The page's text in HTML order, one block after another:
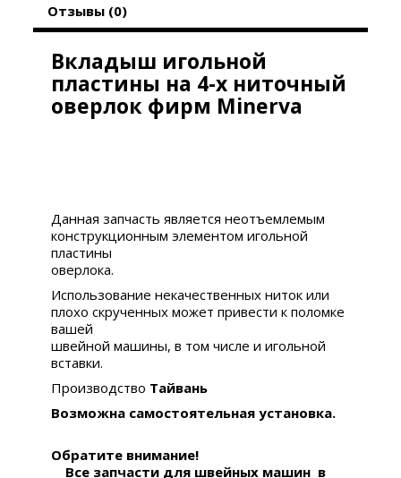
Отзывы (0)
Вкладыш игольной
пластины на 4-х ниточный
оверлок фирм Minerva
Данная запчасть является неотъемлемым
конструкционным элементом игольной
пластины
оверлока.
Использование некачественных ниток или
плохо скрученных может привести к поломке
вашей
швейной машины, в том числе и игольной
вставки.
Производство Тайвань
Возможна самостоятельная установка.
Обратите внимание!
Все запчасти для швейных машин в